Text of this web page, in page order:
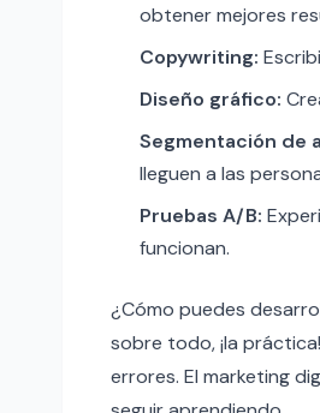
obtener mejores
Copywriting:
Diseño gráfico:
Segmentación de
lleguen a las
Pruebas A/B:
funcionan.
¿Cómo puedes
sobre todo, ¡la
errores. El marketing